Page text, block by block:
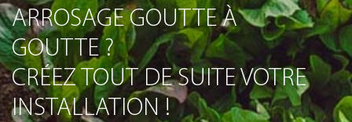
ARROSAGE GOUTTE À
GOUTTE ?
CRÉEZ TOUT DE SUITE VOTRE
INSTALLATION !